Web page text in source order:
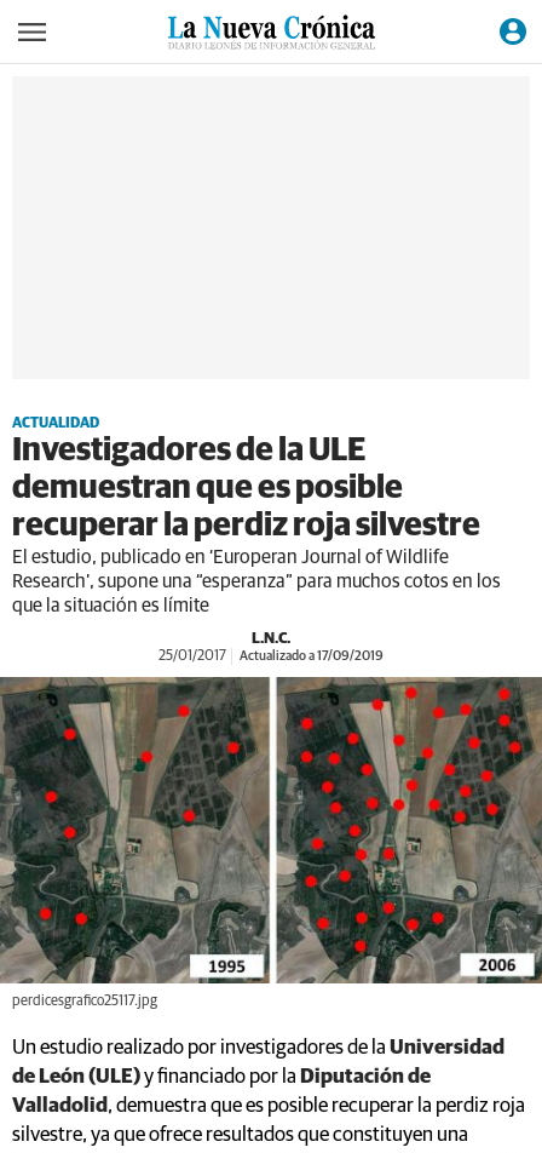
ACTUALIDAD
Investigadores de la ULE
demuestran que es posible
recuperar la perdiz roja silvestre
El estudio, publicado en ‘Europeran Journal of Wildlife
Research’, supone una “esperanza” para muchos cotos en los
que la situación es límite
L.N.C.
25/01/2017 Actualizado a 17/09/2019
perdicesgrafico25117.jpg
Un estudio realizado por investigadores de la Universidad
de León (ULE)y financiado por la Diputación de
Valladolid , demuestra que es posible recuperar la perdiz roja
silvestre, ya que ofrece resultados que constituyen una